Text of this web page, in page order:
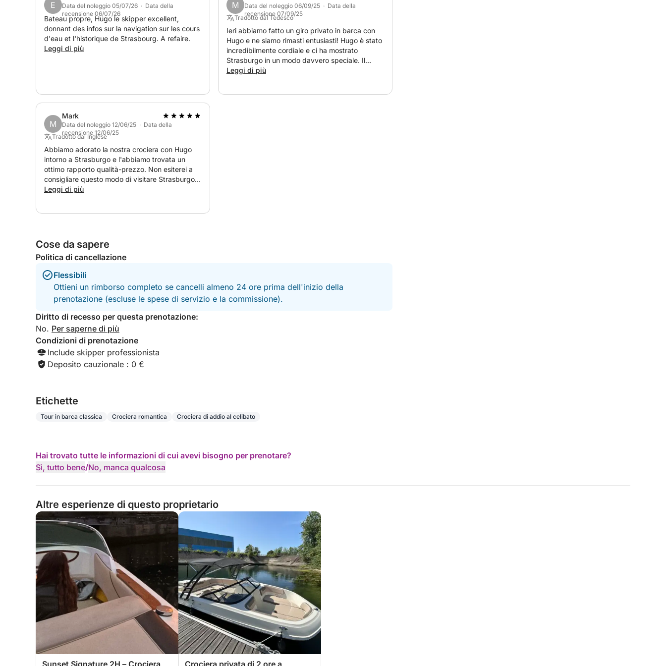
E
Data del noleggio 05/07/26 · Data della
recensione 06/07/26
Bateau propre, Hugo le skipper excellent,
donnant des infos sur la navigation sur les cours
d'eau et l'historique de Strasbourg. A refaire.
Leggi di più
M
Data del noleggio 06/09/25 · Data della
recensione 07/09/25
Tradotto dal Tedesco
Ieri abbiamo fatto un giro privato in barca con
Hugo e ne siamo rimasti entusiasti! Hugo è stato
incredibilmente cordiale e ci ha mostrato
Strasburgo in un modo davvero speciale. Il
viaggio è stato puntuale, la barca è bellissima e
Leggi di più
M
Mark
Data del noleggio 12/06/25 · Data della
recensione 12/06/25
Tradotto dal Inglese
Abbiamo adorato la nostra crociera con Hugo
intorno a Strasburgo e l'abbiamo trovata un
ottimo rapporto qualità-prezzo. Non esiterei a
consigliare questo modo di visitare Strasburgo,
preferendolo a una grande barca con troppe
Leggi di più
Cose da sapere
Politica di cancellazione
Flessibili
Ottieni un rimborso completo se cancelli almeno 24 ore prima dell'inizio della
prenotazione (escluse le spese di servizio e la commissione).
Diritto di recesso per questa prenotazione:
No. Per saperne di più
Condizioni di prenotazione
Include skipper professionista
Deposito cauzionale : 0 €
Etichette
Tour in barca classica Crociera romantica Crociera di addio al celibato
Hai trovato tutte le informazioni di cui avevi bisogno per prenotare?
Sì, tutto bene/No, manca qualcosa
Altre esperienze di questo proprietario
Sunset Signature 2H – Crociera
Crociera privata di 2 ore a